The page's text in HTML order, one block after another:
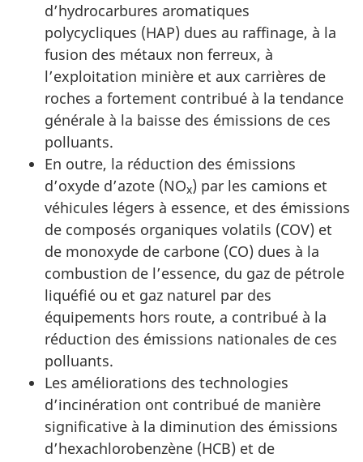
d’hydrocarbures aromatiques
polycycliques (HAP) dues au raffinage, à la
fusion des métaux non ferreux, à
l’exploitation minière et aux carrières de
roches a fortement contribué à la tendance
générale à la baisse des émissions de ces
polluants.
En outre, la réduction des émissions
d’oxyde d’azote (NOx) par les camions et
véhicules légers à essence, et des émissions
de composés organiques volatils (COV) et
de monoxyde de carbone (CO) dues à la
combustion de l’essence, du gaz de pétrole
liquéfié ou et gaz naturel par des
équipements hors route, a contribué à la
réduction des émissions nationales de ces
polluants.
Les améliorations des technologies
d’incinération ont contribué de manière
significative à la diminution des émissions
d’hexachlorobenzène (HCB) et de